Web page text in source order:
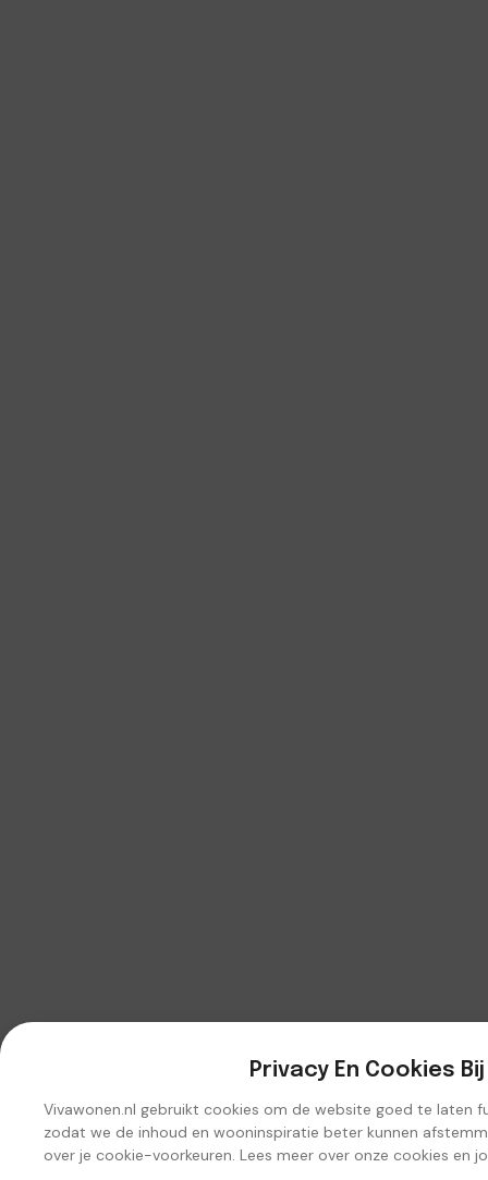
Privacy En Cookies
Vivawonen.nl gebruikt cookies om de website goed te laten
zodat we de inhoud en wooninspiratie beter kunnen
over je cookie-voorkeuren. Lees meer over onze cookies en